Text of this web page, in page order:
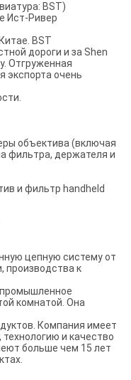
BST)
Ист-Ривер
BST
дороги и за Shen
Отгруженная
экспорта очень
объектива (включая
фильтра, держателя и
и фильтр handheld
цепную систему от
производства к
комнатой. Она
Компания имеет
и качество
больше чем 15 лет